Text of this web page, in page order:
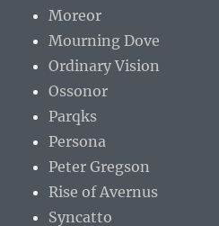
Moreor
Mourning Dove
Ordinary Vision
Ossonor
Parqks
Persona
Peter Gregson
Rise of Avernus
Syncatto